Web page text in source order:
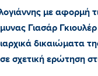
με αφορμή
Γιασάρ Γκιουλέρ
δικαιώματα
σχετική ερώτηση